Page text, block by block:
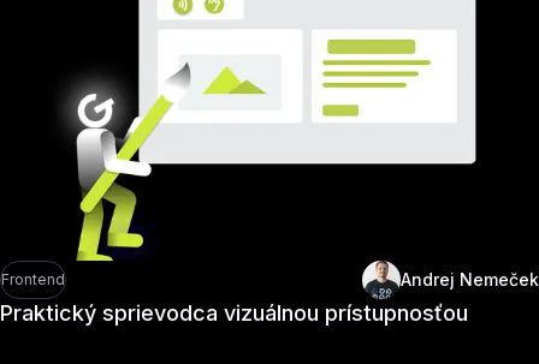
Frontend Andrej Nemeček
Praktický sprievodca vizuálnou prístupnosťou